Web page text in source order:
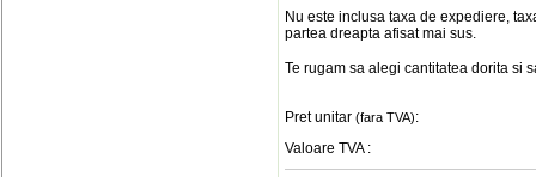
Nu este inclusa taxa de expediere,
partea dreapta afisat mai sus.
Te rugam sa alegi cantitatea dorita si
Pret unitar (fara TVA):
Valoare TVA :